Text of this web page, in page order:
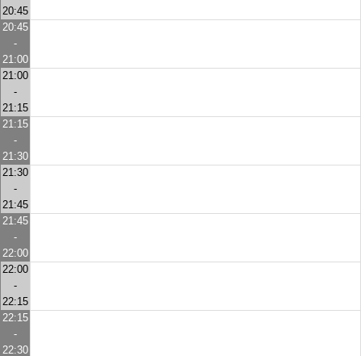
20:45
20:45
-
21:00
21:00
-
21:15
21:15
-
21:30
21:30
-
21:45
21:45
-
22:00
22:00
-
22:15
22:15
-
22:30